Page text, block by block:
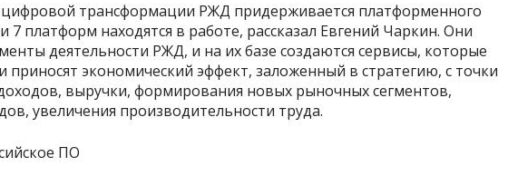
цифровой трансформации РЖД придерживается платформенного
7 платформ находятся в работе, рассказал Евгений Чаркин. Они
деятельности РЖД, и на их базе создаются сервисы, которые
экономический эффект, заложенный в стратегию, с точки
выручки, формирования новых рыночных сегментов,
увеличения производительности труда.